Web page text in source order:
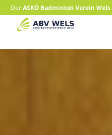
DerASKÖ Badminton Verein Wels